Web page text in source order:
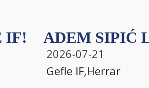
IF! ADEM SIPIĆ
2026-07-21
Gefle IF,Herrar